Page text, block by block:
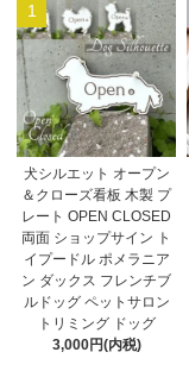
1
犬シルエット オープン
＆クローズ看板 木製 プ
レート OPEN CLOSED
両面 ショップサイン ト
イプードル ポメラニア
ン ダックス フレンチブ
ルドッグ ペットサロン
トリミング ドッグ
3,000円(内税)